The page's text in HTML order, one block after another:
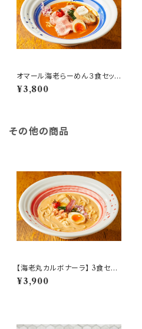
オマール海老らーめん３食セット
【元祖海老丸らーめん】
¥3,800
その他の商品
【海老丸カルボナーラ】 3食セッ
ト
¥3,900